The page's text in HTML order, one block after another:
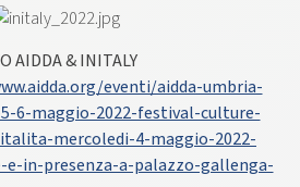
AIDDA & INITALY
eventi/aidda-umbria-
6-maggio-2022-festival-culture-
mercoledi-4-maggio-2022-
in-presenza-a-palazzo-gallenga-